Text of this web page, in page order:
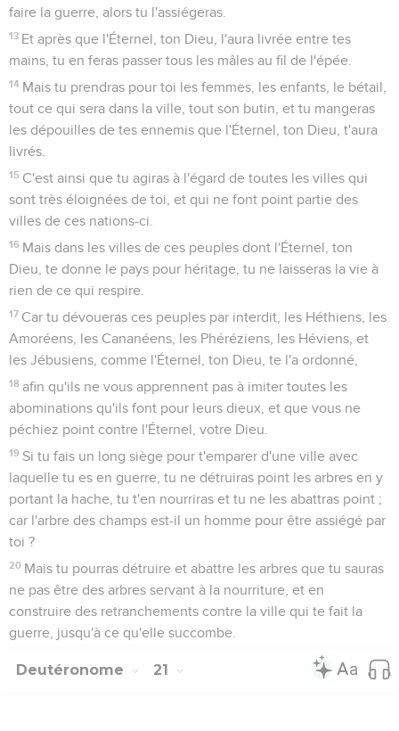
faire la guerre, alors tu l'assiégeras.
13 Et après que l'Éternel, ton Dieu, l'aura livrée entre tes
mains, tu en feras passer tous les mâles au fil de l'épée.
14 Mais tu prendras pour toi les femmes, les enfants, le bétail,
tout ce qui sera dans la ville, tout son butin, et tu mangeras
les dépouilles de tes ennemis que l'Éternel, ton Dieu, t'aura
livrés.
15 C'est ainsi que tu agiras à l'égard de toutes les villes qui
sont très éloignées de toi, et qui ne font point partie des
villes de ces nations-ci.
16 Mais dans les villes de ces peuples dont l'Éternel, ton
Dieu, te donne le pays pour héritage, tu ne laisseras la vie à
rien de ce qui respire.
17 Car tu dévoueras ces peuples par interdit, les Héthiens, les
Amoréens, les Cananéens, les Phéréziens, les Héviens, et
les Jébusiens, comme l'Éternel, ton Dieu, te l'a ordonné,
18 afin qu'ils ne vous apprennent pas à imiter toutes les
abominations qu'ils font pour leurs dieux, et que vous ne
péchiez point contre l'Éternel, votre Dieu.
19 Si tu fais un long siège pour t'emparer d'une ville avec
laquelle tu es en guerre, tu ne détruiras point les arbres en y
portant la hache, tu t'en nourriras et tu ne les abattras point ;
car l'arbre des champs est-il un homme pour être assiégé par
toi ?
20 Mais tu pourras détruire et abattre les arbres que tu sauras
ne pas être des arbres servant à la nourriture, et en
construire des retranchements contre la ville qui te fait la
guerre, jusqu'à ce qu'elle succombe.
Deutéronome 21